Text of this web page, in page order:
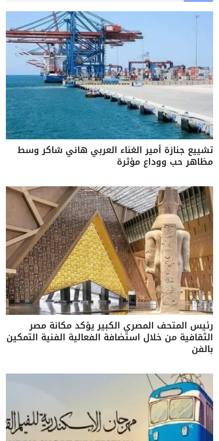
تشييع جنازة أمير الغناء العربي هاني شاكر وسط
مظاهر حب ووداع مؤثرة
رئيس المتحف المصري الكبير يؤكد مكانة مصر
الثقافية من خلال استضافة الفعالية الفنية التمكين
بالفن